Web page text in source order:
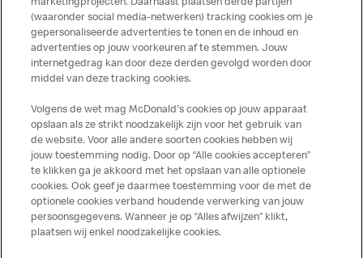
Nieuwe restaurantlocaties
McDonald’s heeft de ambitie om jaarlijks een vijftal nieuwe
restaurants te openen. Hiervoor zijn we op zoek naar locaties
die aan onze eisen voldoen.*
Meer lezen
Over ons
Services
marketingprojecten. Daarnaast plaatsen derde partijen
(waaronder social media-netwerken) tracking cookies om je
gepersonaliseerde advertenties te tonen en de inhoud en
advertenties op jouw voorkeuren af te stemmen. Jouw
internetgedrag kan door deze derden gevolgd worden door
middel van deze tracking cookies.
Volgens de wet mag McDonald's cookies op jouw apparaat
opslaan als ze strikt noodzakelijk zijn voor het gebruik van
de website. Voor alle andere soorten cookies hebben wij
jouw toestemming nodig. Door op “Alle cookies accepteren”
te klikken ga je akkoord met het opslaan van alle optionele
cookies. Ook geef je daarmee toestemming voor de met de
optionele cookies verband houdende verwerking van jouw
persoonsgegevens. Wanneer je op “Alles afwijzen” klikt,
plaatsen wij enkel noodzakelijke cookies.